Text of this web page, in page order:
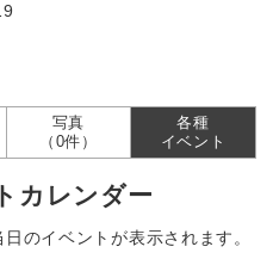
写真
（0件）
各種
イベント
カレンダー
のイベントが表示されます。